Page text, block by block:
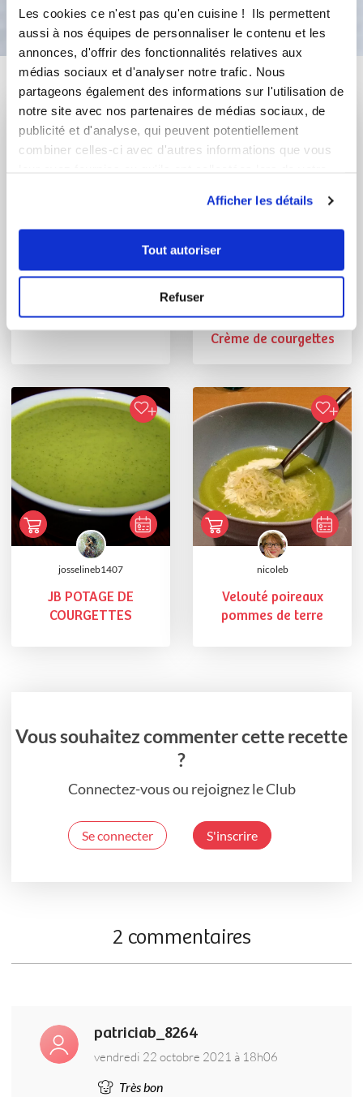
Les cookies ce n'est pas qu'en cuisine ! Ils permettent
aussi à nos équipes de personnaliser le contenu et les
annonces, d'offrir des fonctionnalités relatives aux
médias sociaux et d'analyser notre trafic. Nous
partageons également des informations sur l'utilisation de
notre site avec nos partenaires de médias sociaux, de
publicité et d'analyse, qui peuvent potentiellement
combiner celles-ci avec d'autres informations que vous
Afficher les détails
Tout autoriser
Refuser
Vous aimerez aussi ...
Crème de Courgettes
Crème de courgettes
josselineb1407
JB POTAGE DE
COURGETTES
nicoleb
Velouté poireaux
pommes de terre
Vous souhaitez commenter cette recette
?
Connectez-vous ou rejoignez le Club
Se connecter S'inscrire
2 commentaires
patriciab_8264
vendredi 22 octobre 2021 à 18h06
Très bon